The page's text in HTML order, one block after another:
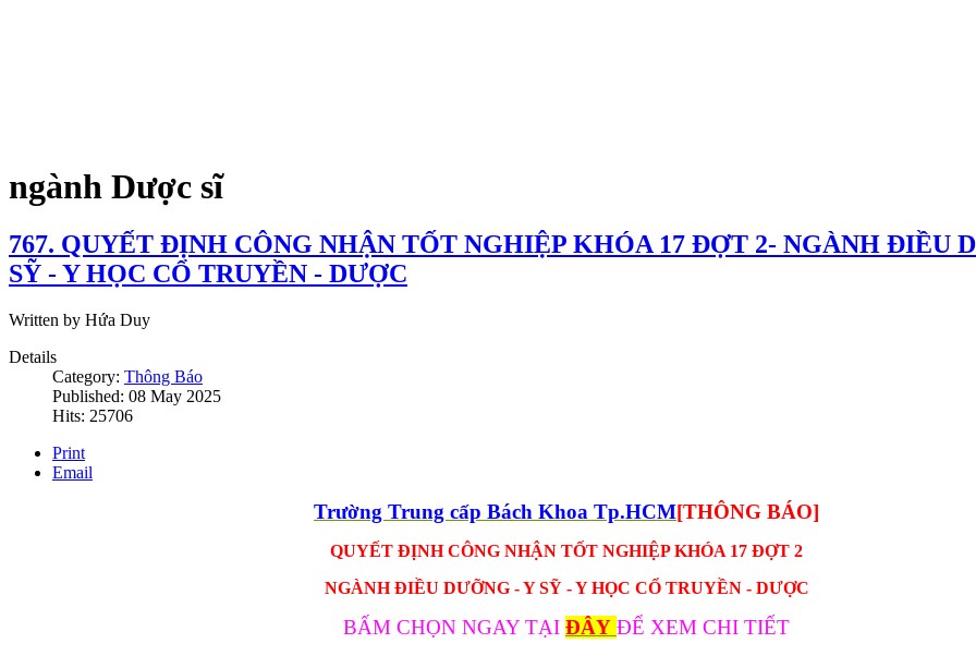
ngành Dược sĩ
767. QUYẾT ĐỊNH CÔNG NHẬN TỐT NGHIỆP KHÓA 17 ĐỢT 2- NGÀNH ĐIỀU
SỸ - Y HỌC CỔ TRUYỀN - DƯỢC
Written by Hứa Duy
Details
Category: Thông Báo
Published: 08 May 2025
Hits: 25706
Print
Email
Trường Trung cấp Bách Khoa Tp.HCM[THÔNG BÁO]
QUYẾT ĐỊNH CÔNG NHẬN TỐT NGHIỆP KHÓA 17 ĐỢT 2
NGÀNH ĐIỀU DƯỠNG - Y SỸ - Y HỌC CỔ TRUYỀN - DƯỢC
BẤM CHỌN NGAY TẠI ĐÂY ĐỂ XEM CHI TIẾT